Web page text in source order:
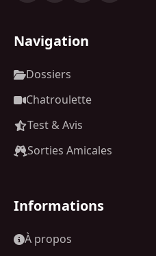
Navigation
Dossiers
Chatroulette
Test & Avis
Sorties Amicales
Informations
À propos